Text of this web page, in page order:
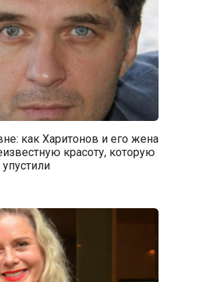
как Харитонов и его жена
красоту, которую